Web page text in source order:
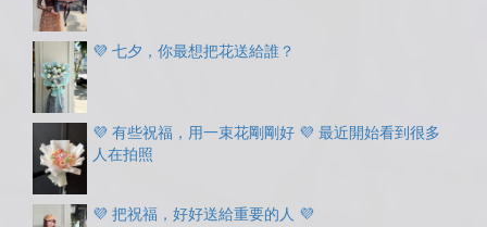
💜 七夕，你最想把花送給誰？
💜 有些祝福，用一束花剛剛好 💜 最近開始看到很多
人在拍照
💜 把祝福，好好送給重要的人 💜